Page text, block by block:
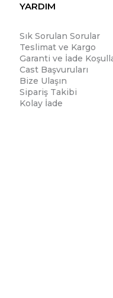
YARDIM
Sık Sorulan Sorular
Teslimat ve Kargo
Garanti ve İade
Cast Başvuruları
Bize Ulaşın
Sipariş Takibi
Kolay İade